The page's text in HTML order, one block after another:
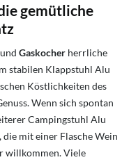
gemütliche
und Gaskocher herrliche
stabilen Klappstuhl Alu
Köstlichkeiten des
Wenn sich spontan
Campingstuhl Alu
mit einer Flasche Wein
willkommen. Viele